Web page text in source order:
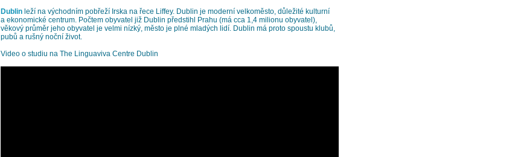
Dublinleží na východním pobřeží Irska na řece Liffey. Dublin je moderní velkoměsto, důležité kulturní
a ekonomické centrum. Počtem obyvatel již Dublin předstihl Prahu (má cca 1,4 milionu obyvatel),
věkový průměr jeho obyvatel je velmi nízký, město je plné mladých lidí. Dublin má proto spoustu klubů,
pubů a rušný noční život.
Video o studiu na The Linguaviva Centre Dublin